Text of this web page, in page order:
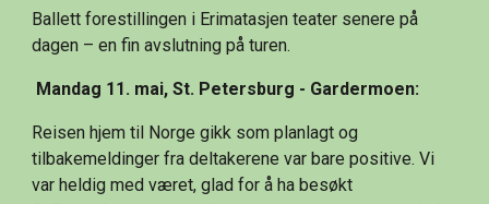
Ballett forestillingen i Erimatasjen teater senere på
dagen – en fin avslutning på turen.
Mandag 11. mai, St. Petersburg - Gardermoen:
Reisen hjem til Norge gikk som planlagt og
tilbakemeldinger fra deltakerene var bare positive. Vi
var heldig med været, glad for å ha besøkt